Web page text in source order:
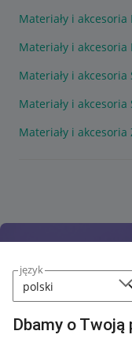
język
Dbamy o
Materiały i akcesoria
Materiały i akcesoria
Materiały i akcesoria
Materiały i akcesoria
Materiały i akcesoria